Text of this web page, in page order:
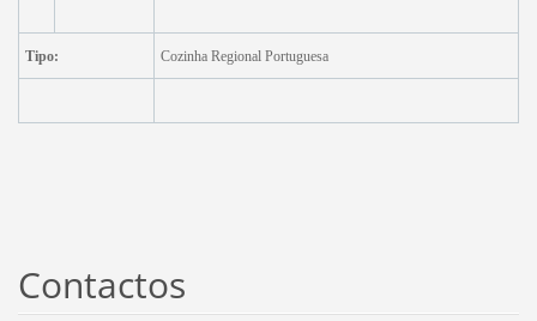
Tipo: Cozinha Regional Portuguesa
Contactos